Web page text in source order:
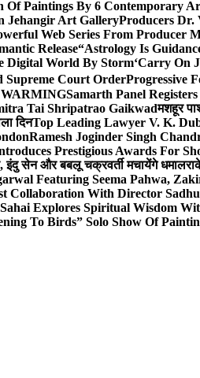
Of Paintings By 6 Contemporary
Jehangir Art GalleryProducers Dr.
Web Series From Producer
Release“Astrology Is
Digital World By Storm‘Carry On
Supreme Court OrderProgressive
WARMINGSamarth Panel
Tai Shripatrao Gaikwadमशहूर
दिनTop Leading Lawyer V. K.
Ramesh Joginder Singh
Prestigious Awards For
इंदु सेन और बबलू चक्रवर्ती मचायेंगे धमाल
Featuring Seema Pahwa,
Collaboration With Director
Explores Spiritual Wisdom
To Birds” Solo Show Of